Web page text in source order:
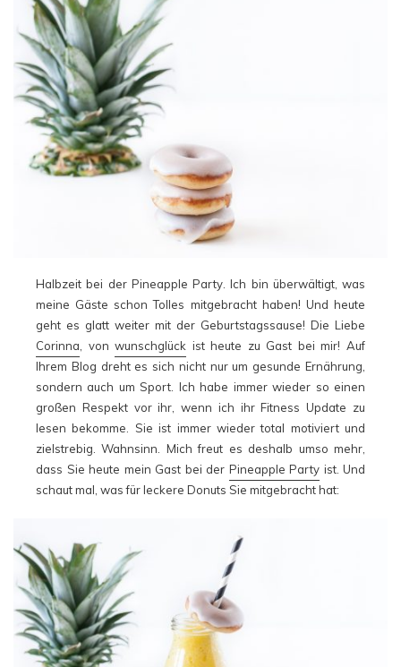
Halbzeit bei der Pineapple Party. Ich bin überwältigt, was
meine Gäste schon Tolles mitgebracht haben! Und heute
geht es glatt weiter mit der Geburtstagssause! Die Liebe
Corinna , vonwunschglück ist heute zu Gast bei mir! Auf
Ihrem Blog dreht es sich nicht nur um gesunde Ernährung,
sondern auch um Sport. Ich habe immer wieder so einen
großen Respekt vor ihr, wenn ich ihr Fitness Update zu
lesen bekomme. Sie ist immer wieder total motiviert und
zielstrebig. Wahnsinn. Mich freut es deshalb umso mehr,
dass Sie heute mein Gast bei der Pineapple Party ist. Und
schaut mal, was für leckere Donuts Sie mitgebracht hat: